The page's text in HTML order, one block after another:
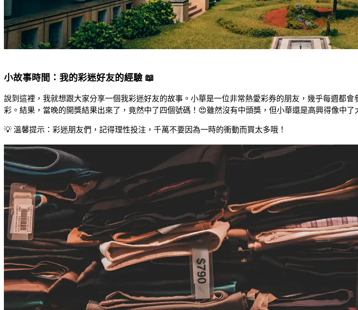
小故事時間：我的彩迷好友的經驗 📖
說到這裡，我就想跟大家分享一個我彩迷好友的故事。小華是一位非常熱愛彩券的朋友，幾乎每週都
彩。結果，當晚的開獎結果出來了，竟然中了四個號碼！😍雖然沒有中頭獎，但小華還是高興得像中
💡 溫馨提示：彩迷朋友們，記得理性投注，千萬不要因為一時的衝動而買太多哦！